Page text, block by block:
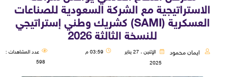
الاستراتيجية مع الشركة السعودية للصناعات
العسكرية (SAMI) كشريك وطني إستراتيجي
للنسخة الثالثة 2026
ايمان محمود
الإثنين ، 27 يناير
2025
03:59 م
عدد المشاهدات :
598